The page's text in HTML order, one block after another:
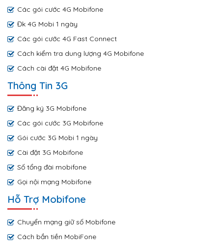
Các gói cước 4G Mobifone
Đk 4G Mobi 1 ngày
Các gói cước 4G Fast Connect
Cách kiểm tra dung lượng 4G Mobifone
Cách cài đặt 4G Mobifone
Thông Tin 3G
Đăng ký 3G Mobifone
Các gói cước 3G Mobifone
Gói cước 3G Mobi 1 ngày
Cài đặt 3G Mobifone
Số tổng đài mobifone
Gọi nội mạng Mobifone
Hỗ Trợ Mobifone
Chuyển mạng giữ số Mobifone
Cách bắn tiền MobiFone